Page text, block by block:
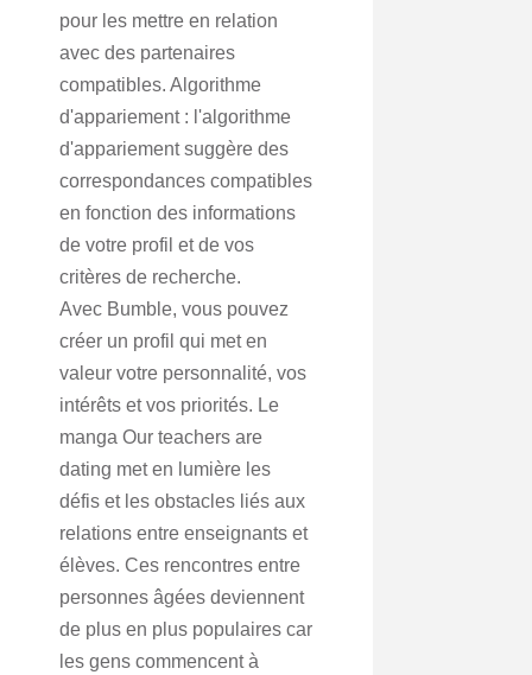
pour les mettre en relation
avec des partenaires
compatibles. Algorithme
d'appariement : l'algorithme
d'appariement suggère des
correspondances compatibles
en fonction des informations
de votre profil et de vos
critères de recherche.
Avec Bumble, vous pouvez
créer un profil qui met en
valeur votre personnalité, vos
intérêts et vos priorités. Le
manga Our teachers are
dating met en lumière les
défis et les obstacles liés aux
relations entre enseignants et
élèves. Ces rencontres entre
personnes âgées deviennent
de plus en plus populaires car
les gens commencent à